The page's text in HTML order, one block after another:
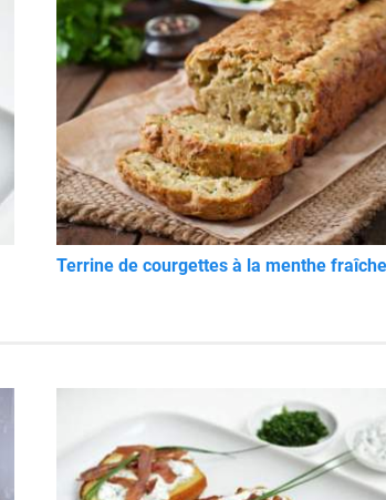
Terrine de courgettes à la menthe fraîche